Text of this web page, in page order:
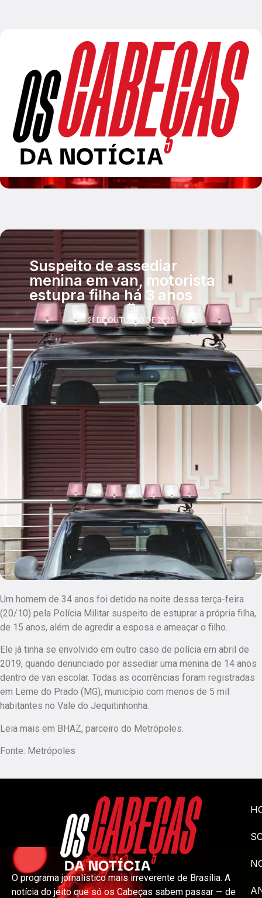
Suspeito de assediar
menina em van, motorista
estupra filha há 3 anos
21 DE OUTUBRO DE 2020
Um homem de 34 anos foi detido na noite dessa terça-feira
(20/10) pela Polícia Militar suspeito de estuprar a própria filha,
de 15 anos, além de agredir a esposa e ameaçar o filho.
Ele já tinha se envolvido em outro caso de polícia em abril de
2019, quando denunciado por assediar uma menina de 14 anos
dentro de van escolar. Todas as ocorrências foram registradas
em Leme do Prado (MG), município com menos de 5 mil
habitantes no Vale do Jequitinhonha.
Leia mais em BHAZ, parceiro do Metrópoles.
Fonte: Metrópoles
O programa jornalístico mais irreverente de Brasília. A
notícia do jeito que só os Cabeças sabem passar — de